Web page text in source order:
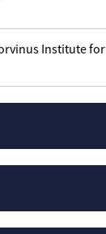
Institute for